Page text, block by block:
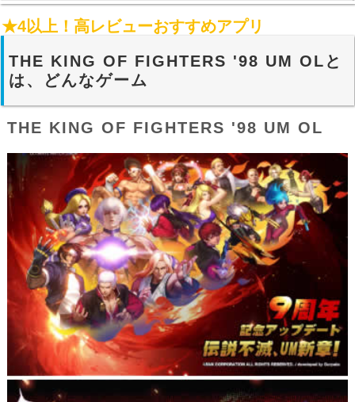
★4以上！高レビューおすすめアプリ
THE KING OF FIGHTERS '98 UM OLと
は、どんなゲーム
THE KING OF FIGHTERS '98 UM OL